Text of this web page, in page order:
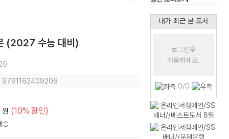
(2027 수능 대비)
9791162409206
원 (10% 할인)
내가 최근 본 도서
로그인후
사용하세요.
0/0